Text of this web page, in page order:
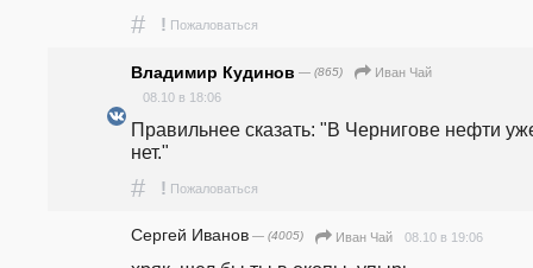
# ! Пожаловаться
Владимир Кудинов — (865)
Иван Чай
08.10 в 18:06
Правильнее сказать: "В Чернигове нефти
нет."
# ! Пожаловаться
Сергей Иванов — (4005) Иван Чай 08.10 в 19:06